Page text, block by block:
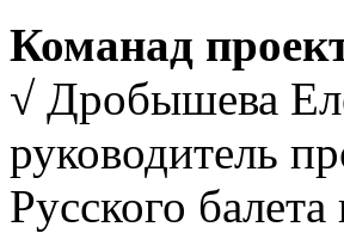
Команад
√ Дробышева
руководитель
Русского